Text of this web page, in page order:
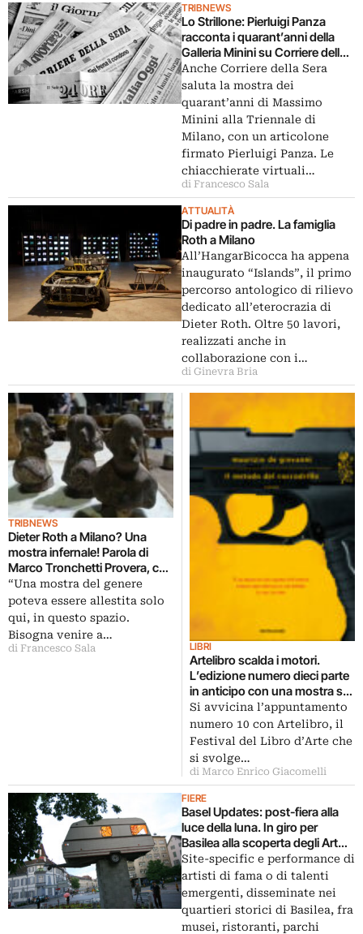
TRIBNEWS
Lo Strillone: Pierluigi Panza
racconta i quarant’anni della
Galleria Minini su Corriere della
Sera. E poi Pistoletto cineasta al
Festival di Roma, l’eternità
secondo Dieter Roth all’Hangar
Bicocca, le conferenze web del
MAXXI partono da Nancy Brilli
Anche Corriere della Sera
saluta la mostra dei
quarant’anni di Massimo
Minini alla Triennale di
Milano, con un articolone
firmato Pierluigi Panza. Le
chiacchierate virtuali…
di Francesco Sala
ATTUALITÀ
Di padre in padre. La famiglia
Roth a Milano
All’HangarBicocca ha appena
inaugurato “Islands”, il primo
percorso antologico di rilievo
dedicato all’eterocrazia di
Dieter Roth. Oltre 50 lavori,
realizzati anche in
collaborazione con i…
di Ginevra Bria
TRIBNEWS
Dieter Roth a Milano? Una
mostra infernale! Parola di
Marco Tronchetti Provera, che
sintetizza così il lavoro
monumentale che sta dietro
alla retrospettiva all’Hangar
Bicocca. Valutate da
fotogallery e video se ha
“Una mostra del genere
poteva essere allestita solo
qui, in questo spazio.
Bisogna venire a…
di Francesco Sala LIBRI
Artelibro scalda i motori.
L’edizione numero dieci parte
in anticipo con una mostra su
grafica editoriale e dischi
d’artista
Si avvicina l’appuntamento
numero 10 con Artelibro, il
Festival del Libro d’Arte che
si svolge…
di Marco Enrico Giacomelli
FIERE
Basel Updates: post-fiera alla
luce della luna. In giro per
Basilea alla scoperta degli Art
Parcours, qui il fotoreport
Site-specific e performance di
artisti di fama o di talenti
emergenti, disseminate nei
quartieri storici di Basilea, fra
musei, ristoranti, parchi